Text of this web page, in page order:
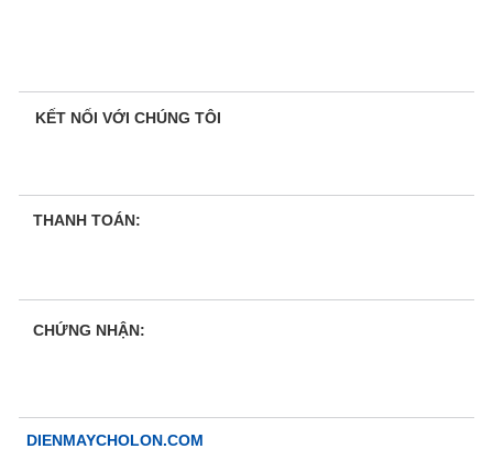
KẾT NỐI VỚI CHÚNG TÔI
THANH TOÁN:
CHỨNG NHẬN:
DIENMAYCHOLON.COM